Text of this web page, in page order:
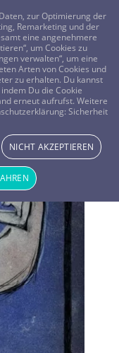
0800-8478266
zur Optimierung der
Remarketing und der
eine angenehmere
um Cookies zu
verwalten“, um eine
Arten von Cookies und
zu erhalten. Du kannst
Du die Cookie
erneut aufrufst. Weitere
Sicherheit
NICHT AKZEPTIEREN